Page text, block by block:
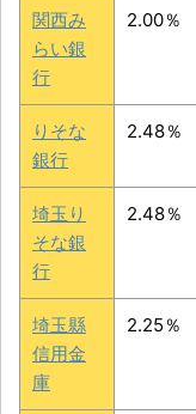
関西み
らい銀
行
2.00％
りそな
銀行
2.48％
埼玉り
そな銀
行
2.48％
埼玉縣
信用金
庫
2.25％